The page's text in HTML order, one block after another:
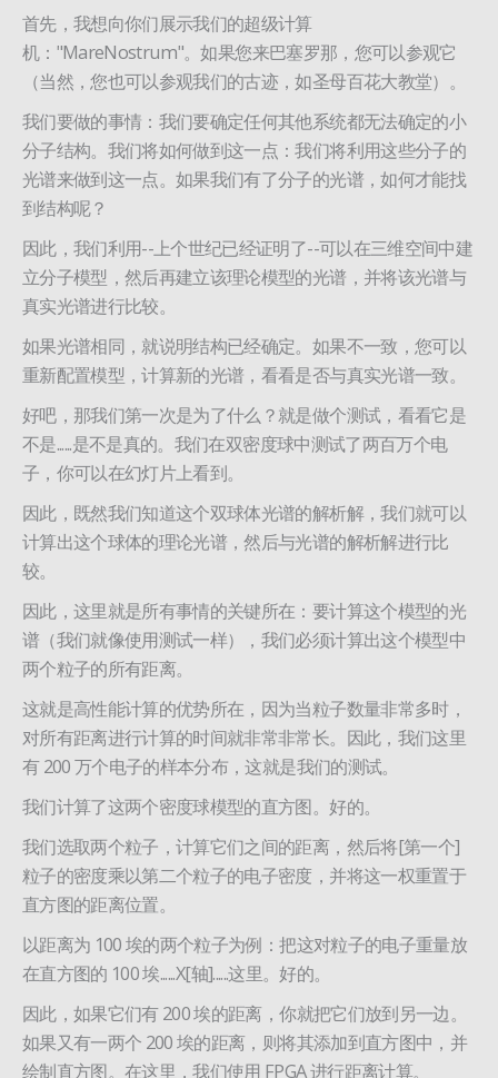
首先，我想向你们展示我们的超级计算
机："MareNostrum"。如果您来巴塞罗那，您可以参观它
（当然，您也可以参观我们的古迹，如圣母百花大教堂）。
我们要做的事情：我们要确定任何其他系统都无法确定的小
分子结构。我们将如何做到这一点：我们将利用这些分子的
光谱来做到这一点。如果我们有了分子的光谱，如何才能找
到结构呢？
因此，我们利用--上个世纪已经证明了--可以在三维空间中建
立分子模型，然后再建立该理论模型的光谱，并将该光谱与
真实光谱进行比较。
如果光谱相同，就说明结构已经确定。如果不一致，您可以
重新配置模型，计算新的光谱，看看是否与真实光谱一致。
好吧，那我们第一次是为了什么？就是做个测试，看看它是
不是......是不是真的。我们在双密度球中测试了两百万个电
子，你可以在幻灯片上看到。
因此，既然我们知道这个双球体光谱的解析解，我们就可以
计算出这个球体的理论光谱，然后与光谱的解析解进行比
较。
因此，这里就是所有事情的关键所在：要计算这个模型的光
谱（我们就像使用测试一样），我们必须计算出这个模型中
两个粒子的所有距离。
这就是高性能计算的优势所在，因为当粒子数量非常多时，
对所有距离进行计算的时间就非常非常长。因此，我们这里
有 200 万个电子的样本分布，这就是我们的测试。
我们计算了这两个密度球模型的直方图。好的。
我们选取两个粒子，计算它们之间的距离，然后将[第一个]
粒子的密度乘以第二个粒子的电子密度，并将这一权重置于
直方图的距离位置。
以距离为 100 埃的两个粒子为例：把这对粒子的电子重量放
在直方图的 100 埃......X[轴]......这里。好的。
因此，如果它们有 200 埃的距离，你就把它们放到另一边。
如果又有一两个 200 埃的距离，则将其添加到直方图中，并
绘制直方图。在这里，我们使用 FPGA 进行距离计算。